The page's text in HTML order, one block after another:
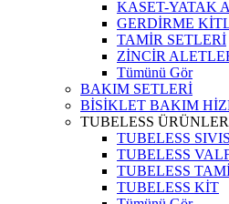
KASET-YATAK
GERDİRME
TAMİR SETLERİ
ZİNCİR
Tümünü Gör
BAKIM SETLERİ
BİSİKLET BAKIM
TUBELESS ÜRÜNLER
TUBELESS
TUBELESS
TUBELESS
TUBELESS KİT